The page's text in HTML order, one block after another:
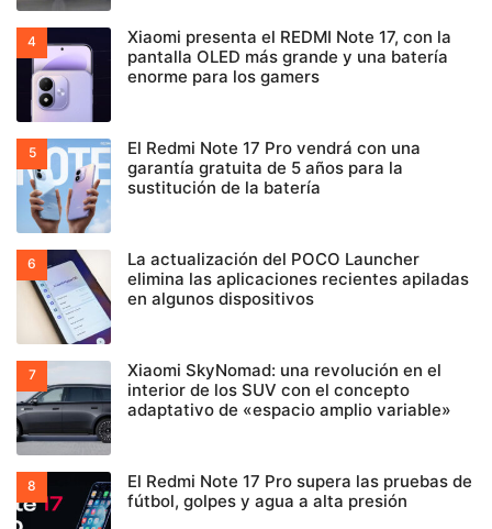
Xiaomi presenta el REDMI Note 17, con la
pantalla OLED más grande y una batería
enorme para los gamers
El Redmi Note 17 Pro vendrá con una
garantía gratuita de 5 años para la
sustitución de la batería
La actualización del POCO Launcher
elimina las aplicaciones recientes apiladas
en algunos dispositivos
Xiaomi SkyNomad: una revolución en el
interior de los SUV con el concepto
adaptativo de «espacio amplio variable»
El Redmi Note 17 Pro supera las pruebas de
fútbol, golpes y agua a alta presión